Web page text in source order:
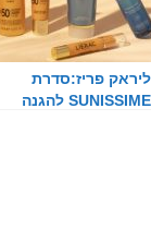
ליראק פריז:סדרת
SUNISSIME להגנה